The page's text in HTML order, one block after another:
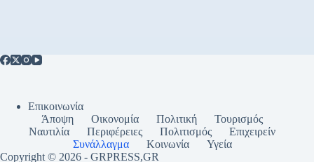
Επικοινωνία
Άποψη
Οικονομία Πολιτική
Τουρισμός
Ναυτιλία
Περιφέρειες Πολιτισμός
Επιχειρείν
Συνάλλαγμα
Κοινωνία
Υγεία
Copyright © 2026 - GRPRESS,GR